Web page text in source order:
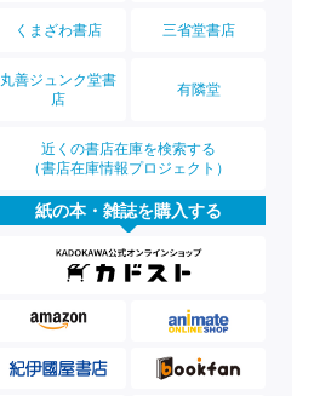
くまざわ書店 三省堂書店
丸善ジュンク堂書
店
有隣堂
近くの書店在庫を検索する
（書店在庫情報プロジェクト）
紙の本・雑誌を購入する